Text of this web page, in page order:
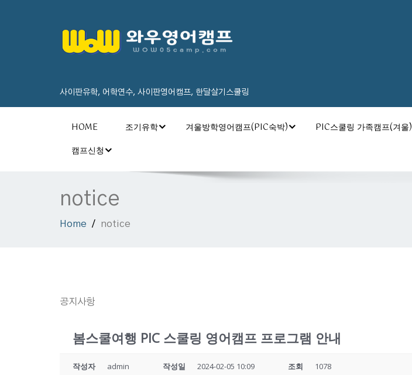
사이판유학, 어학연수, 사이판영어캠프, 한달살기스쿨링
HOME 조기유학 겨울방학영어캠프(PIC숙박) PIC스쿨링 가족캠프(겨울)
캠프신청
notice
Home notice
공지사항
봄스쿨여행 PIC 스쿨링 영어캠프 프로그램 안내
작성자 admin 작성일 2024-02-05 10:09 조회 1078